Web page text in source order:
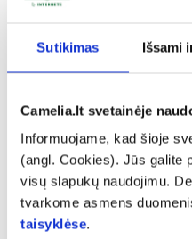
Sutikimas Išsami
Camelia.lt svetainėje
Informuojame, kad šioje
(angl. Cookies). Jūs galite
visų slapukų naudojimu.
tvarkome asmens
taisyklėse.
INGENCARE vaikiški
TATOO, 10 vnt.
1,16 € 1,94 €